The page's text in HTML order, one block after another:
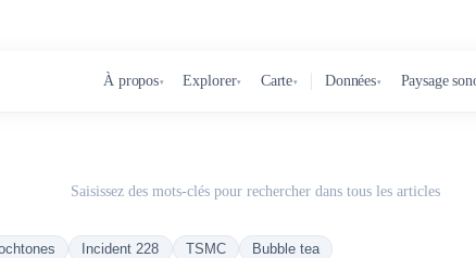
À propos▾ Explorer▾ Carte▾ Données▾ Paysage
Saisissez des mots-clés pour rechercher dans tous les articles
Incident 228 TSMC Bubble tea